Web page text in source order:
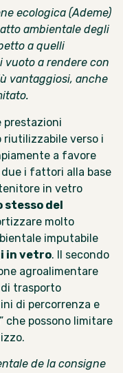
ecologica (Ademe)
ambientale degli
a quelli
vuoto a rendere con
vantaggiosi, anche
prestazioni
verso i
a favore
i fattori alla base
in vetro
stesso del
molto
imputabile
in vetro. Il secondo
agroalimentare
trasporto
di percorrenza e
che possono limitare
de la consigne